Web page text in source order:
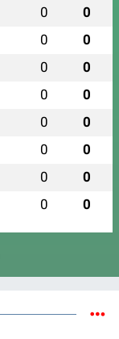
0 0
0 0
0 0
0 0
0 0
0 0
0 0
0 0